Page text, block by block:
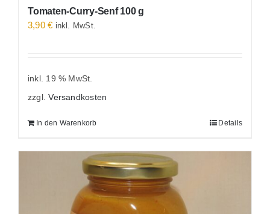
Tomaten-Curry-Senf 100 g
3,90€ inkl. MwSt.
inkl. 19 % MwSt.
zzgl.Versandkosten
In den Warenkorb Details